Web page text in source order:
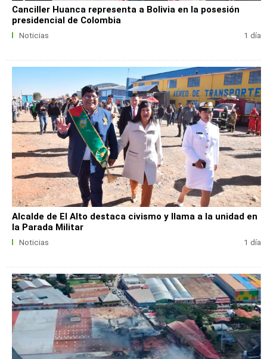
Canciller Huanca representa a Bolivia en la posesión
presidencial de Colombia
Noticias 1 día
Alcalde de El Alto destaca civismo y llama a la unidad en
la Parada Militar
Noticias 1 día